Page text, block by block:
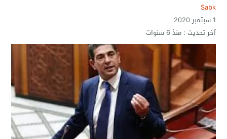
Sabk
1 سبتمبر 2020
آخر تحديث :منذ 6 سنوات